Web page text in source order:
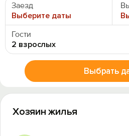
Заезд
Выберите даты
Гости
2 взрослых
Выбрать
Хозяин жилья